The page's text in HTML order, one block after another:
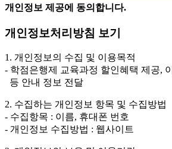
원, 해커스경찰, 해커스소방, 해커스공인중개
사, 해커스편입 등)
2. 개인정보 수집·이용 항목: 이름, 휴대폰번호
3. 개인정보 보유/이용 기간: 법령상 정
하고는 회원탈퇴 시까지 이용 및 보관
이거나 상담 시로부터 3년 이내 탈퇴하
비자 불만 또는 분쟁처리를 위해 3년간
4. 신청자는 개인정보 수집·이용을 거부할 수
경우에는 상담 신청이 제한됩니다.
개인정보 제공에 동의합니다.
개인정보처리방침 보기
1. 개인정보의 수집 및 이용목적
- 학점은행제 교육과정 할인혜택 제공,
등 안내 정보 전달
2. 수집하는 개인정보 항목 및 수집방법
- 수집항목 : 이름, 휴대폰 번호
- 개인정보 수집방법 : 웹사이트